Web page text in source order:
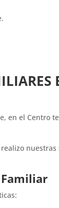
en el Centro